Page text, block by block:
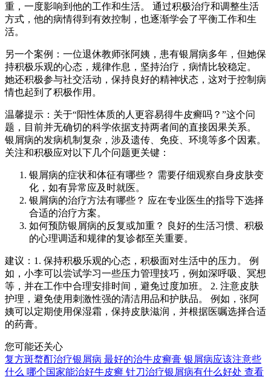
重，一度影响到他的工作和生活。 通过积极治疗和调整生活
方式，他的病情得到有效控制，也逐渐学会了平衡工作和生
活。
另一个案例：一位退休教师张阿姨，患有银屑病多年，但她保
持积极乐观的心态，规律作息，坚持治疗，病情比较稳定。
她还积极参与社交活动，保持良好的精神状态，这对于控制病
情也起到了积极作用。
温馨提示：关于“阳性体质的人更容易得牛皮癣吗？”这个问
题，目前并无确切的科学依据支持两者间的直接因果关系。
银屑病的发病机制复杂，涉及遗传、免疫、环境等多个因素。
关注和积极应对以下几个问题更关键：
银屑病的症状和体征有哪些？ 需要仔细观察自身皮肤变
化，如有异常应及时就医。
银屑病的治疗方法有哪些？ 应在专业医生的指导下选择
合适的治疗方案。
如何预防银屑病的反复或加重？ 良好的生活习惯、积极
的心理调适和规律的复诊都至关重要。
建议：1. 保持积极乐观的心态，积极面对生活中的压力。 例
如，小李可以尝试学习一些压力管理技巧，例如深呼吸、冥想
等，并在工作中合理安排时间，避免过度加班。 2. 注意皮肤
护理，避免使用刺激性强的清洁用品和护肤品。 例如，张阿
姨可以定期使用保湿霜，保持皮肤滋润，并根据医嘱选择合适
的药膏。
您可能还关心
复方斑蝥酊治疗银屑病 最好的治牛皮癣膏 银屑病应该注意些
什么 哪个国家能治好牛皮癣 针刀治疗银屑病有什么好处 查看